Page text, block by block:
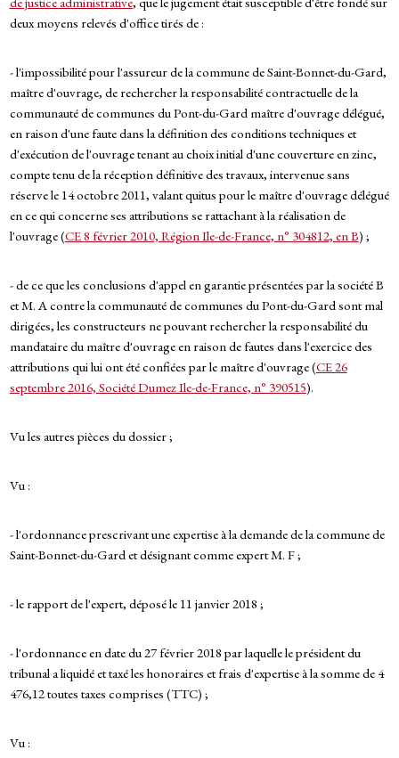
deux moyens relevés d'office tirés de :
- l'impossibilité pour l'assureur de la commune de Saint-Bonnet-du-Gard,
maître d'ouvrage, de rechercher la responsabilité contractuelle de la
communauté de communes du Pont-du-Gard maître d'ouvrage délégué,
en raison d'une faute dans la définition des conditions techniques et
d'exécution de l'ouvrage tenant au choix initial d'une couverture en zinc,
compte tenu de la réception définitive des travaux, intervenue sans
réserve le 14 octobre 2011, valant quitus pour le maître d'ouvrage délégué
en ce qui concerne ses attributions se rattachant à la réalisation de
l'ouvrage (CE 8 février 2010, Région Ile-de-France, n° 304812, en B) ;
- de ce que les conclusions d'appel en garantie présentées par la société B
et M. A contre la communauté de communes du Pont-du-Gard sont mal
dirigées, les constructeurs ne pouvant rechercher la responsabilité du
mandataire du maître d'ouvrage en raison de fautes dans l'exercice des
attributions qui lui ont été confiées par le maître d'ouvrage (CE 26
septembre 2016, Société Dumez Ile-de-France, n° 390515).
Vu les autres pièces du dossier ;
Vu :
- l'ordonnance prescrivant une expertise à la demande de la commune de
Saint-Bonnet-du-Gard et désignant comme expert M. F ;
- le rapport de l'expert, déposé le 11 janvier 2018 ;
- l'ordonnance en date du 27 février 2018 par laquelle le président du
tribunal a liquidé et taxé les honoraires et frais d'expertise à la somme de 4
476,12 toutes taxes comprises (TTC) ;
Vu :